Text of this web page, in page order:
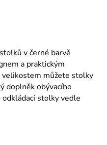
v černé barvě
a praktickým
můžete stolky
doplněk obývacího
stolky vedle